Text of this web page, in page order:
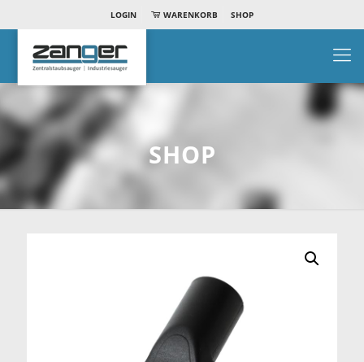
LOGIN WARENKORB SHOP
SHOP